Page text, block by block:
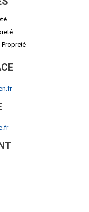
Propreté